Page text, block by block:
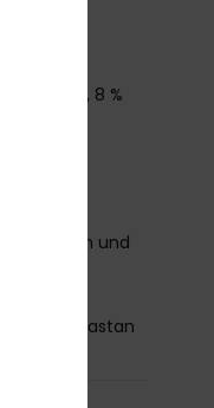
Polyester, 8 %
und
8 % Elastan